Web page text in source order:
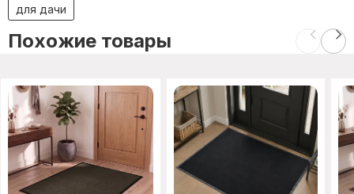
для дачи
Похожие товары